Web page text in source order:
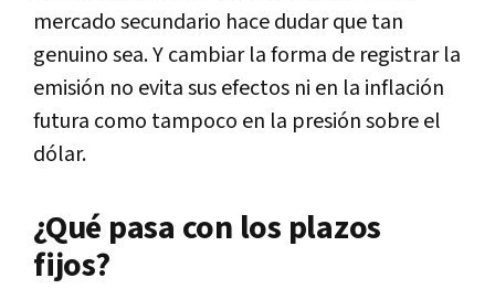
mercado secundario hace dudar que tan
genuino sea. Y cambiar la forma de registrar la
emisión no evita sus efectos ni en la inflación
futura como tampoco en la presión sobre el
dólar.
¿Qué pasa con los plazos
fijos?